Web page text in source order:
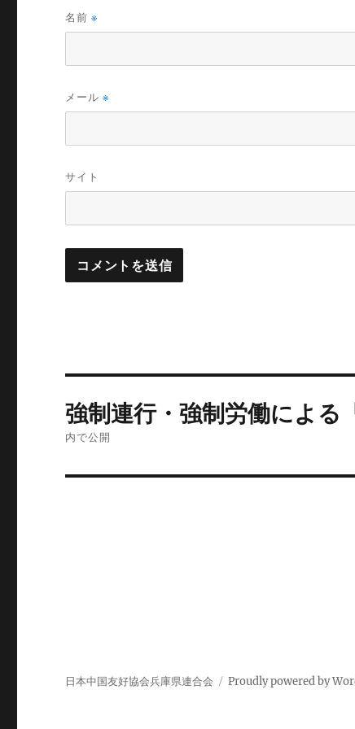
名前※
メール※
サイト
稿
強制連行・強制労働による
内で公開
日本中国友好協会兵庫県連合会 Proudly powered by